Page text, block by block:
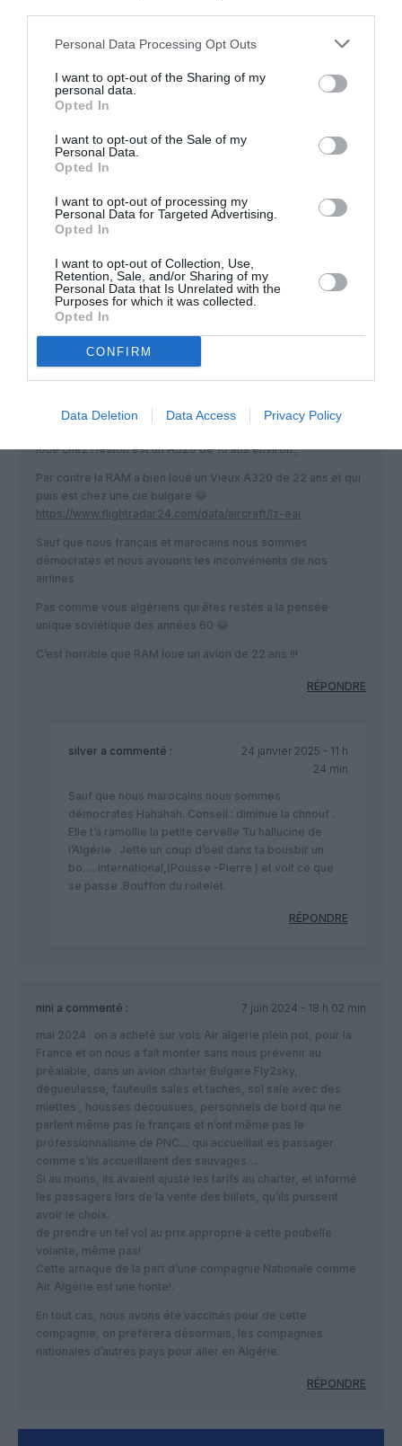
Personal Data Processing Opt Outs
I want to opt-out of the Sharing of my
personal data.
Opted In
I want to opt-out of the Sale of my
Personal Data.
Opted In
I want to opt-out of processing my
Personal Data for Targeted Advertising.
Opted In
I want to opt-out of Collection, Use,
Retention, Sale, and/or Sharing of my
Personal Data that Is Unrelated with the
Purposes for which it was collected.
Opted In
CONFIRM
Data Deletion Data Access Privacy Policy
44 min
Faux ,
les jet 🛩 loués par AT 😂 😂
https://www.airfleets.fr/ficheapp/plane-
RÉPONDRE
@CZL
loué chez Heston est un A320 de 10 ans environ ;
Par contre la RAM a bien loué un Vieux A320 de 22 ans et qui
puis est chez une cie bulgare 😂
https://www.flightradar24.com/data/aircraft/lz-eai
Sauf que nous français et marocains nous sommes
démocrates et nous avouons les inconvénients de nos
airlines
Pas comme vous algériens qui êtes restés a la pensée
unique soviétique des années 60 😂
C’est horrible que RAM loue un avion de 22 ans !!!
RÉPONDRE
silver a commenté :
24 janvier 2025 - 11 h
24 min
Sauf que nous marocains nous sommes
démocrates Hahahah. Conseil : diminue la chnouf .
Elle t’a ramollie la petite cervelle Tu hallucine de
l’Algérie . Jette un coup d’oeil dans ta bousbir un
bo…. international,(Pousse -Pierre ) et voit ce que
se passe .Bouffon du roitelet.
RÉPONDRE
nini a commenté :
7 juin 2024 - 18 h 02 min
mai 2024 : on a acheté sur vols Air algerie plein pot, pour la
France et on nous a fait monter sans nous prévenir au
préalable, dans un avion charter Bulgare Fly2sky,
dégueulasse, fauteuils sales et tachés, sol sale avec des
miettes , housses décousues, personnels de bord qui ne
parlent même pas le français et n’ont même pas le
professionnalisme de PNC… qui accueillait es passager
comme s’ils accueillaient des sauvages…
Si au moins, ils avaient ajusté les tarifs au charter, et informé
les passagers lors de la vente des billets, qu’ils puissent
avoir le choix.
de prendre un tel vol au prix approprié à cette poubelle
volante, même pas!
Cette arnaque de la part d’une compagnie Nationale comme
Air Algérie est une honte!.
En tout cas, nous avons été vaccinés pour de cette
compagnie, on préfèrera désormais, les compagnies
nationales d’autres pays pour aller en Algérie.
RÉPONDRE